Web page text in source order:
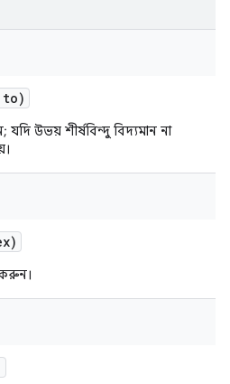
to)
যদি উভয় শীর্ষবিন্দু বিদ্যমান না
করুন।